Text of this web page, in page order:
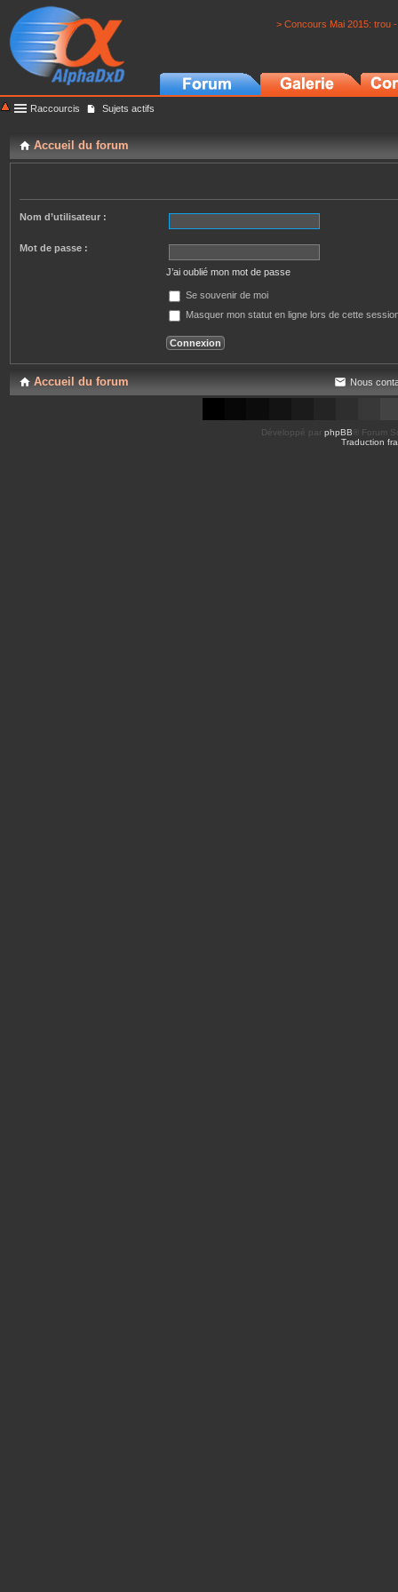
> Concours Mai 2015: trou
Raccourcis Sujets actifs
Accueil du forum
Nom d’utilisateur :
Mot de passe :
J’ai oublié mon mot de passe
Se souvenir de moi
Masquer mon statut en ligne lors de cette
Accueil du forum Nous
Développé par phpBB ® Forum
Traduction